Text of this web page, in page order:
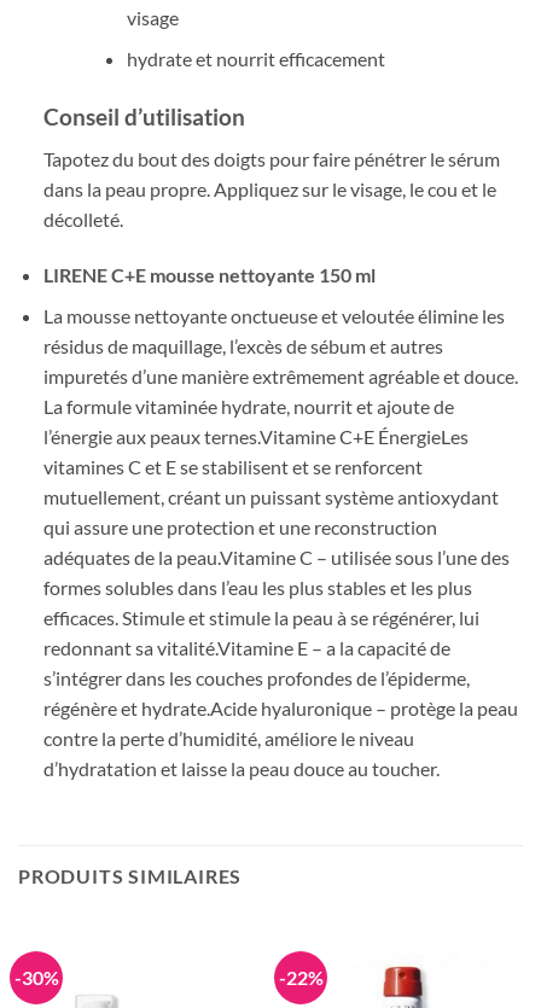
visage
hydrate et nourrit efficacement
Conseil d’utilisation
Tapotez du bout des doigts pour faire pénétrer le sérum
dans la peau propre. Appliquez sur le visage, le cou et le
décolleté.
LIRENE C+E mousse nettoyante 150 ml
La mousse nettoyante onctueuse et veloutée élimine les
résidus de maquillage, l’excès de sébum et autres
impuretés d’une manière extrêmement agréable et douce.
La formule vitaminée hydrate, nourrit et ajoute de
l’énergie aux peaux ternes.Vitamine C+E ÉnergieLes
vitamines C et E se stabilisent et se renforcent
mutuellement, créant un puissant système antioxydant
qui assure une protection et une reconstruction
adéquates de la peau.Vitamine C – utilisée sous l’une des
formes solubles dans l’eau les plus stables et les plus
efficaces. Stimule et stimule la peau à se régénérer, lui
redonnant sa vitalité.Vitamine E – a la capacité de
s’intégrer dans les couches profondes de l’épiderme,
régénère et hydrate.Acide hyaluronique – protège la peau
contre la perte d’humidité, améliore le niveau
d’hydratation et laisse la peau douce au toucher.
PRODUITS SIMILAIRES
-30% -22%